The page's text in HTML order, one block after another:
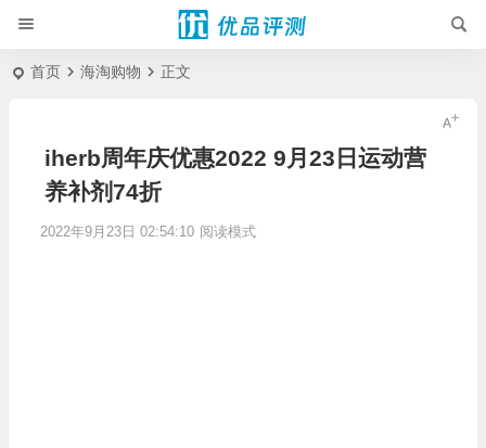
首页 海淘购物 正文
iherb周年庆优惠2022 9月23日运动营
养补剂74折
2022年9月23日 02:54:10 阅读模式